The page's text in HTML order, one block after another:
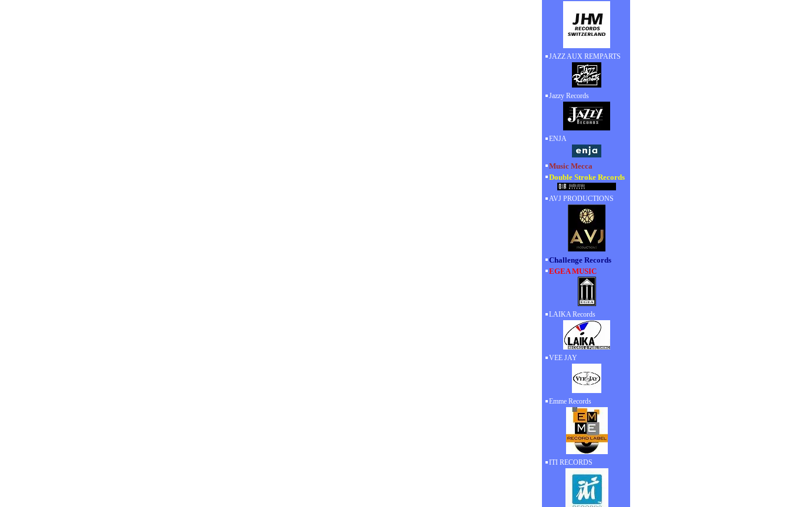
JAZZ AUX REMPARTS
Jazzy Records
ENJA
Music Mecca
Double Stroke Records
AVJ PRODUCTIONS
Challenge Records
EGEA MUSIC
LAIKA Records
VEE JAY
Emme Records
ITI RECORDS